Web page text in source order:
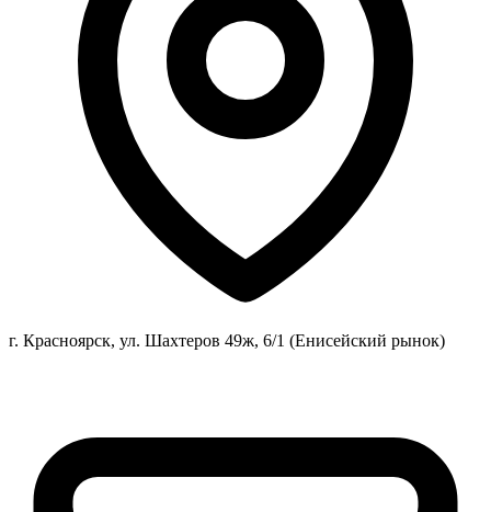
г. Красноярск, ул. Шахтеров 49ж, 6/1 (Енисейский рынок)